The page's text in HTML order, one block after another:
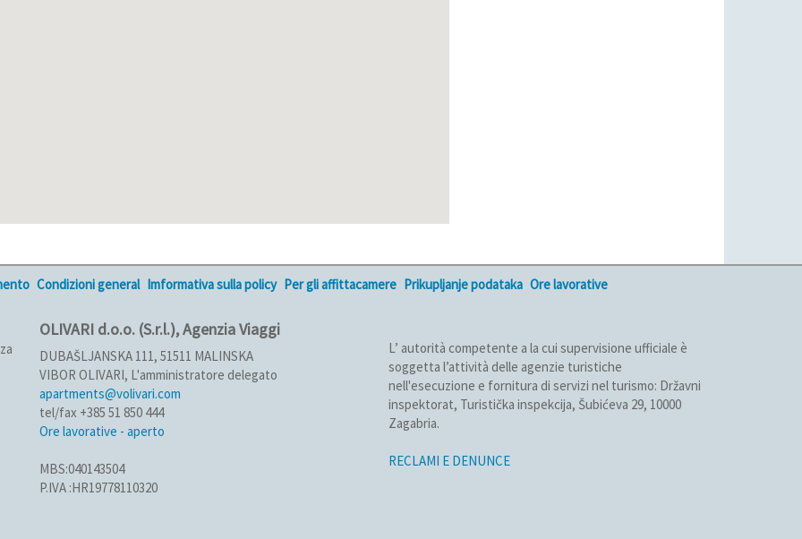
Condizioni general Imformativa sulla policy Per gli affittacamere Prikupljanje podataka Ore lavorative
OLIVARI d.o.o. (S.r.l.), Agenzia Viaggi
DUBAŠLJANSKA 111, 51511 MALINSKA
VIBOR OLIVARI, L'amministratore delegato
apartments@volivari.com
tel/fax +385 51 850 444
Ore lavorative - aperto
MBS:040143504
P.IVA :HR19778110320
L’ autorità competente a la cui supervisione ufficiale è
soggetta l’attività delle agenzie turistiche
nell'esecuzione e fornitura di servizi nel turismo: Državni
inspektorat, Turistička inspekcija, Šubićeva 29, 10000
Zagabria.
RECLAMI E DENUNCE